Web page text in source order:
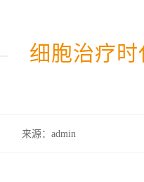
细胞治疗
来源：admin